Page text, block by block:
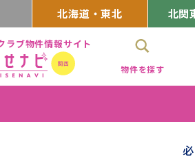
北海道・東北 北関
ラブ物件情報サイト
物件を探す